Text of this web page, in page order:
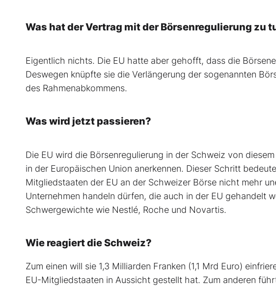
Was hat der Vertrag mit der Börsenregulierung zu
Eigentlich nichts. Die EU hatte aber gehofft, dass die
Deswegen knüpfte sie die Verlängerung der sogenannten
des Rahmenabkommens.
Was wird jetzt passieren?
Die EU wird die Börsenregulierung in der Schweiz von
in der Europäischen Union anerkennen. Dieser Schritt
Mitgliedstaaten der EU an der Schweizer Börse nicht mehr
Unternehmen handeln dürfen, die auch in der EU gehandelt
Schwergewichte wie Nestlé, Roche und Novartis.
Wie reagiert die Schweiz?
Zum einen will sie 1,3 Milliarden Franken (1,1 Mrd Euro)
EU-Mitgliedstaaten in Aussicht gestellt hat. Zum anderen